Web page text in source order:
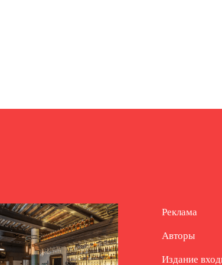
Реклама
Авторы
Издание